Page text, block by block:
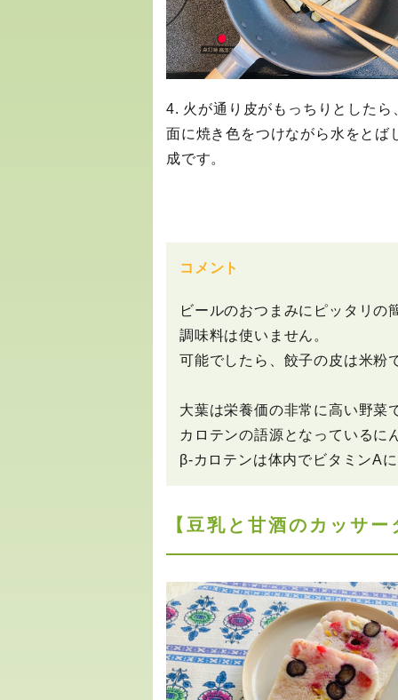
4. 火が通り皮がもっちりとしたら
面に焼き色をつけながら水をとば
成です。
コメント
ビールのおつまみにピッタリの
調味料は使いません。
可能でしたら、餃子の皮は米粉
大葉は栄養価の非常に高い野菜
カロテンの語源となっているに
β-カロテンは体内でビタミンA
【豆乳と甘酒のカッサー